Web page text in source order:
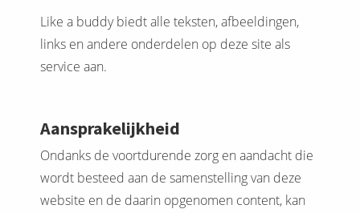
Like a buddy biedt alle teksten, afbeeldingen,
links en andere onderdelen op deze site als
service aan.
Aansprakelijkheid
Ondanks de voortdurende zorg en aandacht die
wordt besteed aan de samenstelling van deze
website en de daarin opgenomen content, kan